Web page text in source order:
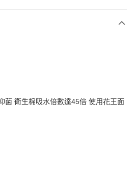
菌 衛生棉吸水倍數達45倍 使用花王面